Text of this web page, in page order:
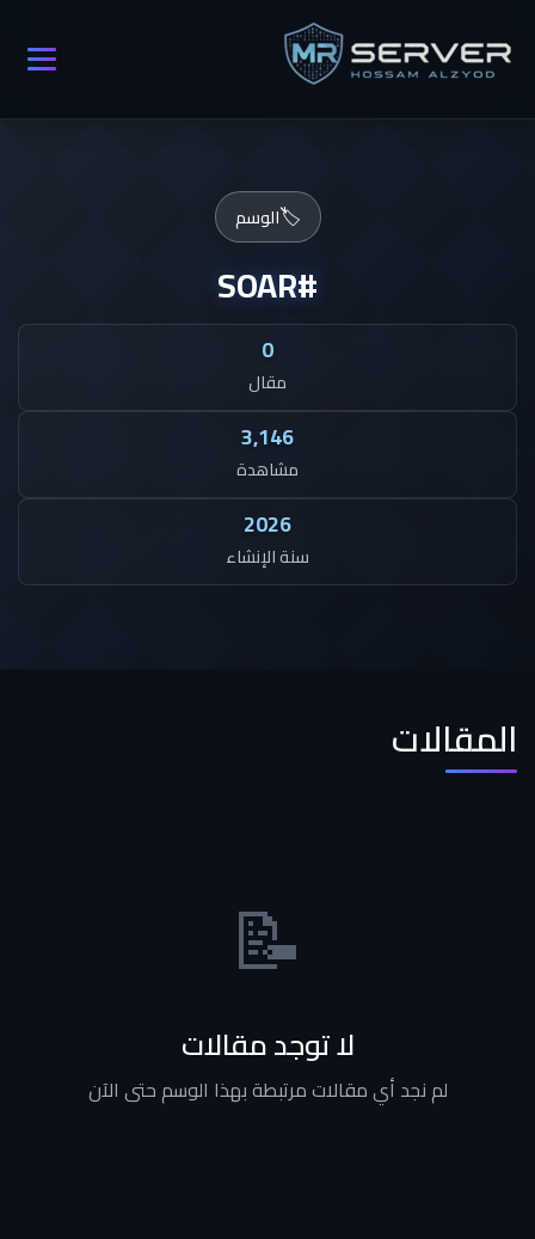
🏷️الوسم
#SOAR
0
مقال
3,146
مشاهدة
2026
سنة الإنشاء
المقالات
📝
لا توجد مقالات
لم نجد أي مقالات مرتبطة بهذا الوسم حتى الآن